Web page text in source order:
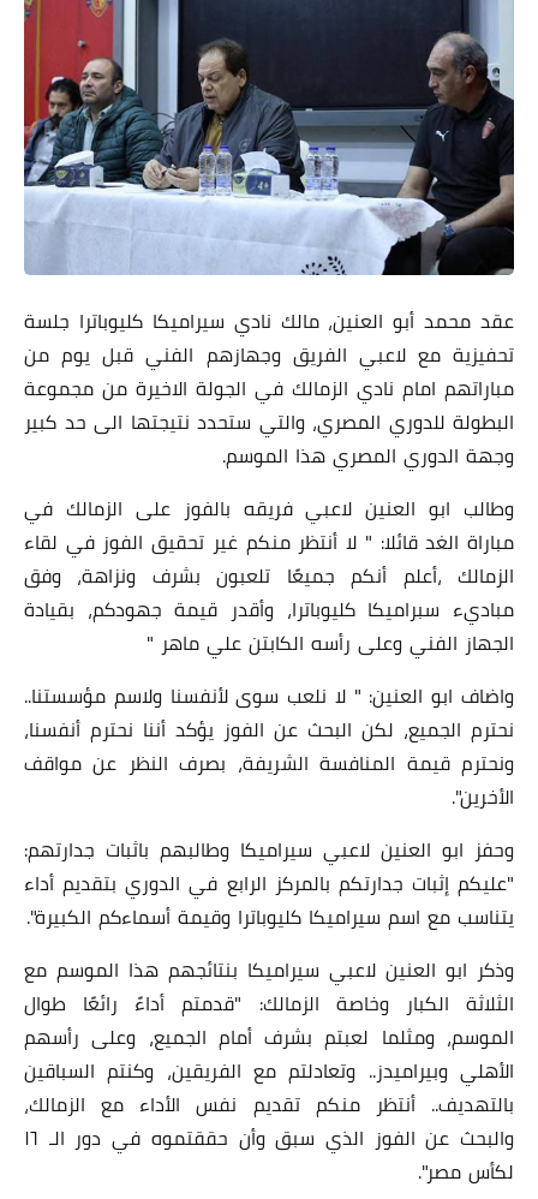
عقد محمد أبو العنين، مالك نادي سيراميكا كليوباترا جلسة
تحفيزية مع لاعبي الفريق وجهازهم الفني قبل يوم من
مباراتهم امام نادي الزمالك في الجولة الاخيرة من مجموعة
البطولة للدوري المصري، والتي ستحدد نتيجتها الى حد كبير
وجهة الدوري المصري هذا الموسم.
وطالب ابو العنين لاعبي فريقه بالفوز على الزمالك في
مباراة الغد قائلا: " لا أنتظر منكم غير تحقيق الفوز في لقاء
الزمالك ،أعلم أنكم جميعًا تلعبون بشرف ونزاهة، وفق
مباديء سبراميكا كليوباترا، وأقدر قيمة جهودكم، بقيادة
الجهاز الفني وعلى رأسه الكابتن علي ماهر "
واضاف ابو العنين: " لا نلعب سوى لأنفسنا ولاسم مؤسستنا..
نحترم الجميع، لكن البحث عن الفوز يؤكد أننا نحترم أنفسنا،
ونحترم قيمة المنافسة الشريفة، بصرف النظر عن مواقف
الأخرين".
وحفز ابو العنين لاعبي سيراميكا وطالبهم باثبات جدارتهم:
"عليكم إثبات جدارتكم بالمركز الرابع في الدوري بتقديم أداء
يتناسب مع اسم سيراميكا كليوباترا وقيمة أسماءكم الكبيرة".
وذكر ابو العنين لاعبي سيراميكا بنتائجهم هذا الموسم مع
الثلاثة الكبار وخاصة الزمالك: "قدمتم أداءً رائعًا طوال
الموسم، ومثلما لعبتم بشرف أمام الجميع، وعلى رأسهم
الأهلي وبيراميدز.. وتعادلتم مع الفريقين، وكنتم السباقين
بالتهديف.. أنتظر منكم تقديم نفس الأداء مع الزمالك،
والبحث عن الفوز الذي سبق وأن حققتموه في دور الـ ١٦
لكأس مصر".